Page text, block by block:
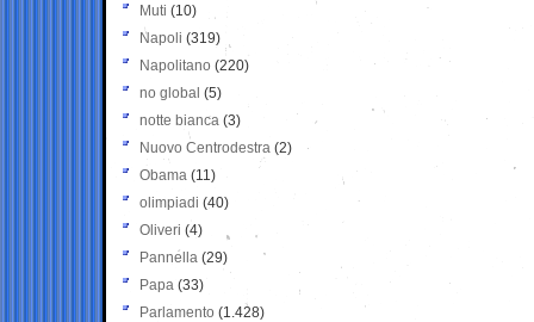
Muti (10)
Napoli (319)
Napolitano (220)
no global (5)
notte bianca (3)
Nuovo Centrodestra (2)
Obama (11)
olimpiadi (40)
Oliveri (4)
Pannella (29)
Papa (33)
Parlamento (1.428)